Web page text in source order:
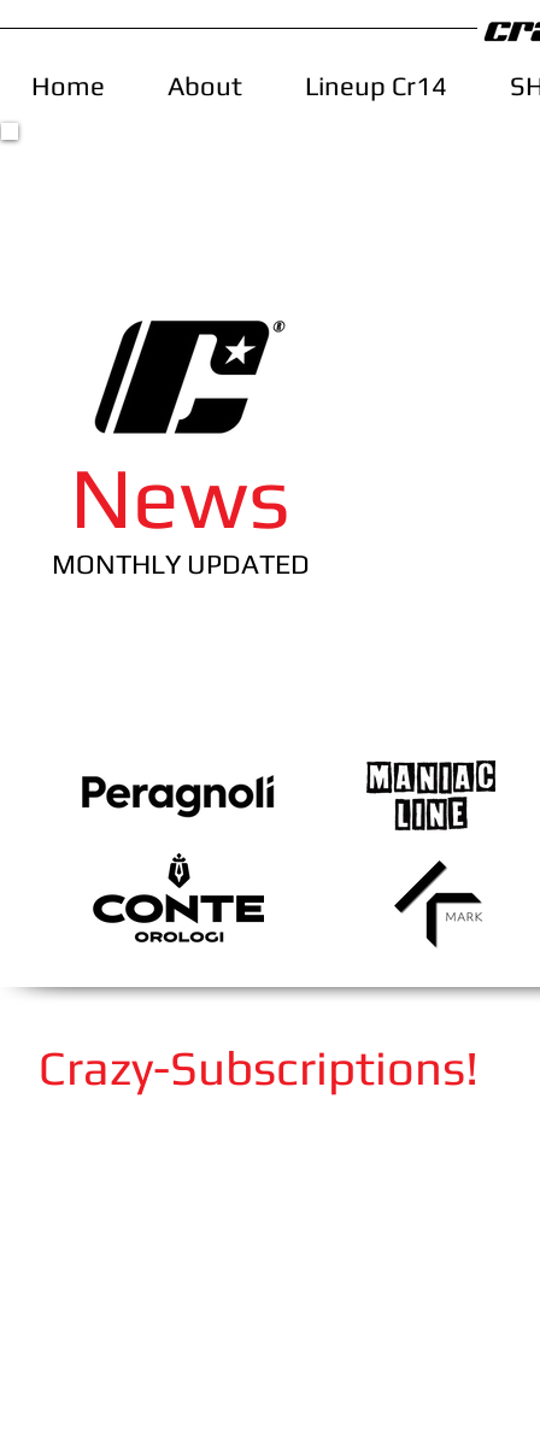
Home About Lineup Cr14
News
MONTHLY UPDATED
Crazy-Subscriptions!